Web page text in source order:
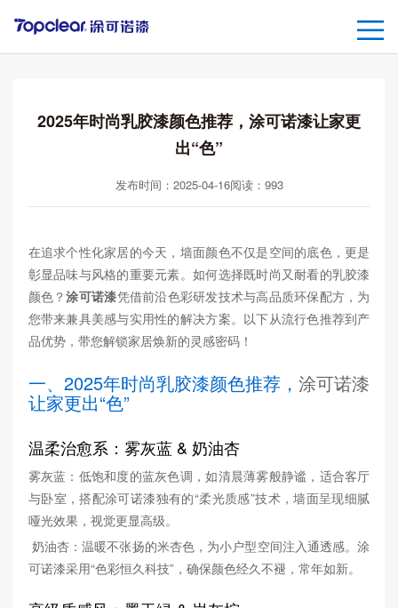
2025年时尚乳胶漆颜色推荐，涂可诺漆让家更
出“色”
发布时间：2025-04-16阅读： 993
在追求个性化家居的今天，墙面颜色不仅是空间的底色，更是
彰显品味与风格的重要元素。如何选择既时尚又耐看的乳胶漆
颜色？涂可诺漆凭借前沿色彩研发技术与高品质环保配方，为
您带来兼具美感与实用性的解决方案。以下从流行色推荐到产
品优势，带您解锁家居焕新的灵感密码！
一、2025年时尚乳胶漆颜色推荐，涂可诺漆
让家更出“色”
温柔治愈系：雾灰蓝 & 奶油杏
雾灰蓝：低饱和度的蓝灰色调，如清晨薄雾般静谧，适合客厅
与卧室，搭配涂可诺漆独有的“柔光质感”技术，墙面呈现细腻
哑光效果，视觉更显高级。
奶油杏：温暖不张扬的米杏色，为小户型空间注入通透感。涂
可诺漆采用“色彩恒久科技”，确保颜色经久不褪，常年如新。